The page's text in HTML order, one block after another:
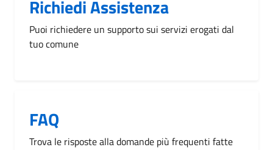
Richiedi Assistenza
Puoi richiedere un supporto sui servizi erogati dal
tuo comune
FAQ
Trova le risposte alla domande più frequenti fatte